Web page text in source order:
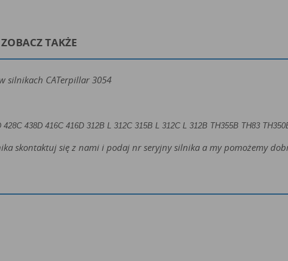
ZOBACZ TAKŻE
silnikach CATerpillar 3054
428C 438D 416C 416D 312B L 312C 315B L 312C L 312B TH355B TH83
skontaktuj się z nami i podaj nr seryjny silnika a my pomożemy